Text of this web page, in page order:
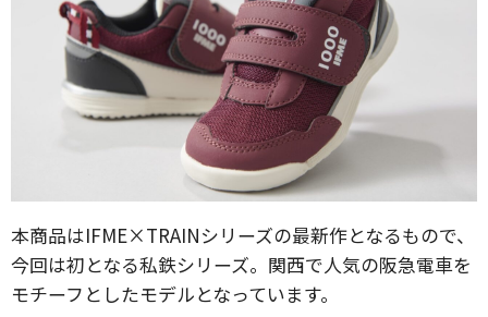
本商品はIFME×TRAINシリーズの最新作となるもので、
今回は初となる私鉄シリーズ。関西で人気の阪急電車を
モチーフとしたモデルとなっています。